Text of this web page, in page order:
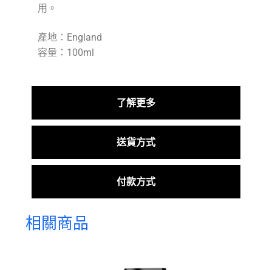
了解更多
送貨方式
付款方式
用。
產地：England
容量：100ml
相關商品